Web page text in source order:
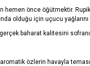
hemen önce öğütmektir.
olduğu için uçucu
baharat kalitesini
özlerin havayla